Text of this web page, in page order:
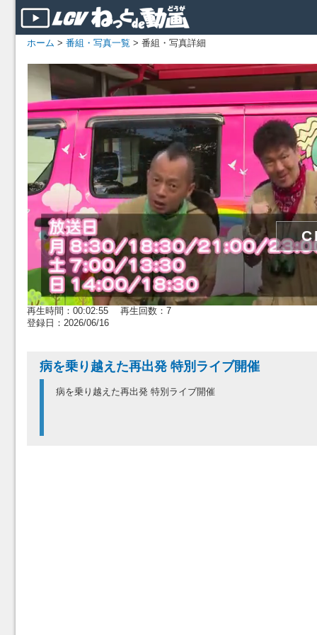
ホーム > 番組・写真一覧 > 番組・写真詳細
再生時間：00:02:55 再生回数：7
登録日：2026/06/16
病を乗り越えた再出発 特別ライブ開催
病を乗り越えた再出発 特別ライブ開催